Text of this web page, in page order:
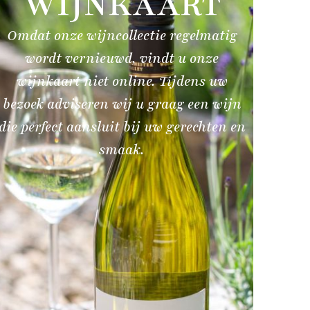
Omdat onze wijncollectie regelmatig
wordt vernieuwd, vindt u onze
wijnkaart niet online. Tijdens uw
bezoek adviseren wij u graag een wijn
perfect aansluit bij uw gerechten en
smaak.